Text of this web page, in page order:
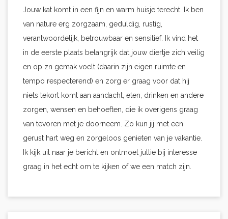
Jouw kat komt in een fijn en warm huisje terecht. Ik ben
van nature erg zorgzaam, geduldig, rustig,
verantwoordelijk, betrouwbaar en sensitief. Ik vind het
in de eerste plaats belangrijk dat jouw diertje zich veilig
en op zn gemak voelt (daarin zijn eigen ruimte en
tempo respecterend) en zorg er graag voor dat hij
niets tekort komt aan aandacht, eten, drinken en andere
zorgen, wensen en behoeften, die ik overigens graag
van tevoren met je doorneem. Zo kun jij met een
gerust hart weg en zorgeloos genieten van je vakantie.
Ik kijk uit naar je bericht en ontmoet jullie bij interesse
graag in het echt om te kijken of we een match zijn.